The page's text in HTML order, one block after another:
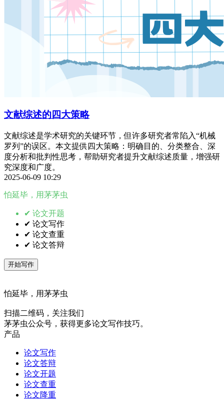
文献综述的四大策略
文献综述是学术研究的关键环节，但许多研究者常陷入“机械
罗列”的误区。本文提供四大策略：明确目的、分类整合、深
度分析和批判性思考，帮助研究者提升文献综述质量，增强研
究深度和广度。
2025-06-09 10:29
怕延毕，用茅茅虫
✔ 论文开题
✔ 论文写作
✔ 论文查重
✔ 论文答辩
开始写作
怕延毕，用茅茅虫
扫描二维码，关注我们
茅茅虫公众号，获得更多论文写作技巧。
产品
论文写作
论文答辩
论文开题
论文查重
论文降重